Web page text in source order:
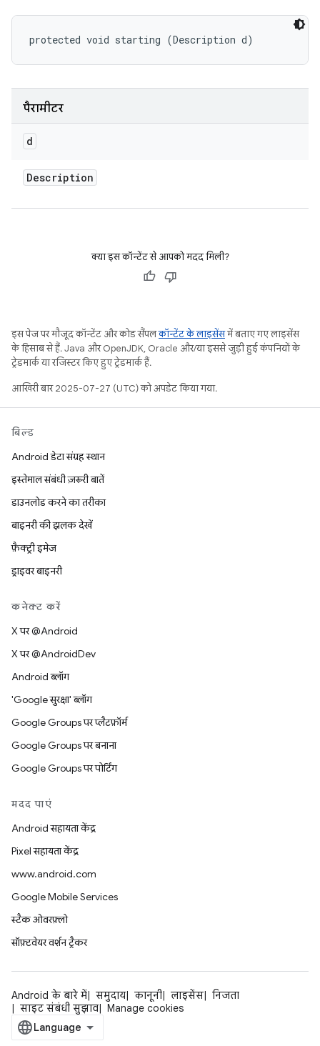
protected void starting (Description d)
पैरामीटर
d
Description
क्या इस कॉन्टेंट से आपको मदद मिली?
इस पेज पर मौजूद कॉन्टेंट और कोड सैंपलकॉन्टेंट के लाइसेंसमें बताए गए लाइसेंस
के हिसाब से हैं. Java और OpenJDK, Oracle और/या इससे जुड़ी हुई कंपनियों के
ट्रेडमार्क या रजिस्टर किए हुए ट्रेडमार्क हैं.
आखिरी बार 2025-07-27 (UTC) को अपडेट किया गया.
बिल्ड
Android डेटा संग्रह स्थान
इस्तेमाल संबंधी ज़रूरी बातें
डाउनलोड करने का तरीका
बाइनरी की झलक देखें
फ़ैक्ट्री इमेज
ड्राइवर बाइनरी
कनेक्ट करें
X पर @Android
X पर @AndroidDev
Android ब्लॉग
'Google सुरक्षा' ब्लॉग
Google Groups पर प्लैटफ़ॉर्म
Google Groups पर बनाना
Google Groups पर पोर्टिंग
मदद पाएं
Android सहायता केंद्र
Pixel सहायता केंद्र
www.android.com
Google Mobile Services
स्टैक ओवरफ़्लो
सॉफ़्टवेयर वर्शन ट्रैकर
Android के बारे में समुदाय कानूनी लाइसेंस
निजता
साइट संबंधी सुझाव
Manage cookies